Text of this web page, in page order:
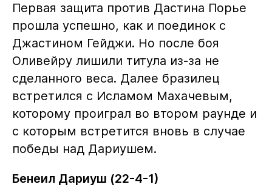
Первая защита против Дастина Порье
прошла успешно, как и поединок с
Джастином Гейджи. Но после боя
Оливейру лишили титула из-за не
сделанного веса. Далее бразилец
встретился с Исламом Махачевым,
которому проиграл во втором раунде и
с которым встретится вновь в случае
победы над Дариушем.
Бенеил Дариуш (22-4-1)